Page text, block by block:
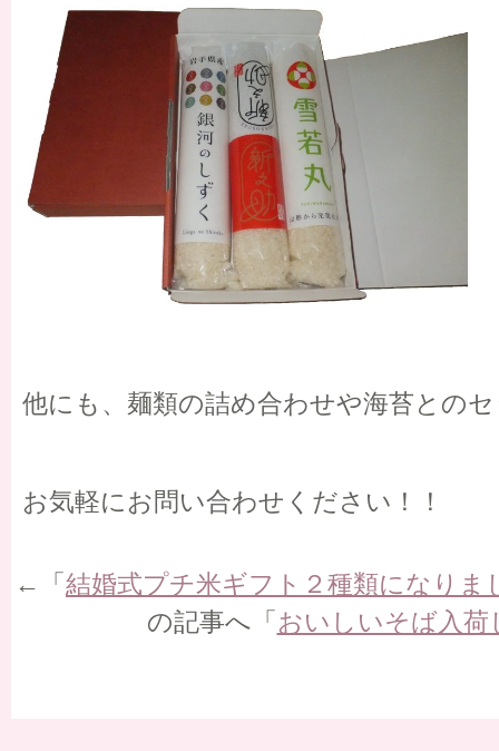
他にも、麺類の詰め合わせや海苔との
お気軽にお問い合わせください！！
←「 結婚式プチ米ギフト２種類になりま
の記事へ「 おいしいそば入荷